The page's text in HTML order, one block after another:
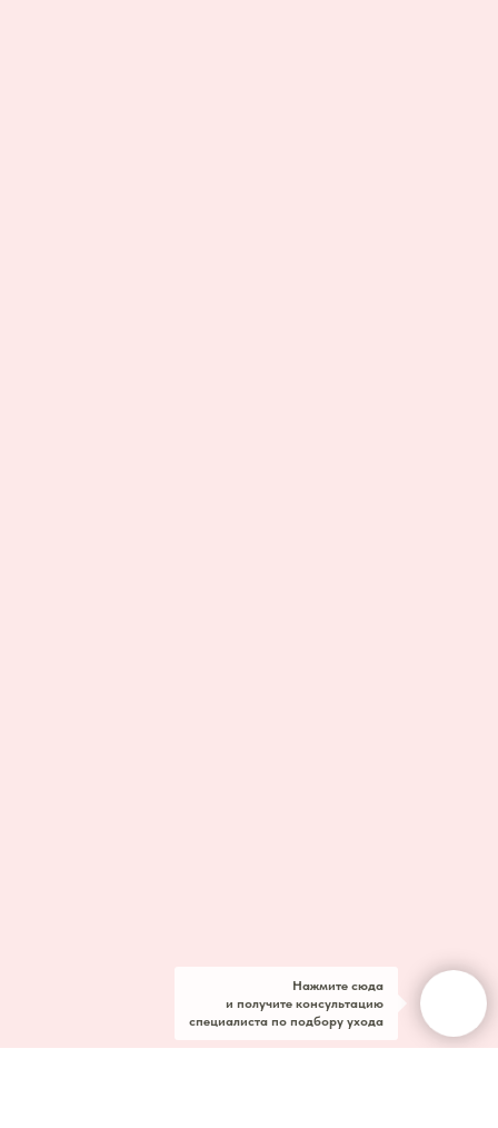
Нажмите сюда
и получите консультацию
специалиста по подбору ухода